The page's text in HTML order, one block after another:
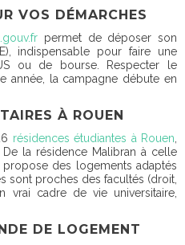
VOS DÉMARCHES
permet de déposer son
indispensable pour faire une
ou de bourse. Respecter le
année, la campagne débute en
À ROUEN
résidences étudiantes à Rouen
la résidence Malibran à celle
des logements adaptés
sont proches des facultés (droit,
vrai cadre de vie universitaire,
DE LOGEMENT